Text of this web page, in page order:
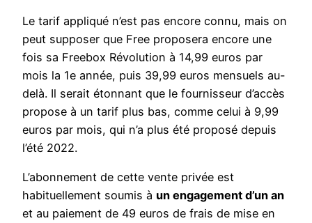
Le tarif appliqué n’est pas encore connu, mais on
peut supposer que Free proposera encore une
fois sa Freebox Révolution à 14,99 euros par
mois la 1e année, puis 39,99 euros mensuels au-
delà. Il serait étonnant que le fournisseur d’accès
propose à un tarif plus bas, comme celui à 9,99
euros par mois, qui n’a plus été proposé depuis
l’été 2022.
L’abonnement de cette vente privée est
habituellement soumis à un engagement d’un an
et au paiement de 49 euros de frais de mise en